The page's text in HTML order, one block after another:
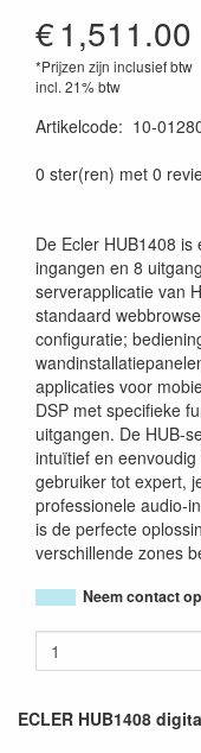
€1,511.00
*Prijzen zijn inclusief btw
incl. 21% btw
Artikelcode: 10-
0 ster(ren) met 0
De Ecler HUB1408
ingangen en 8
serverapplicatie van
standaard
configuratie;
applicaties voor
DSP met specifieke
uitgangen. De HUB-
intuïtief en
gebruiker tot expert,
professionele audio-
is de perfecte
verschillende zones
Neem contact
ECLER HUB1408